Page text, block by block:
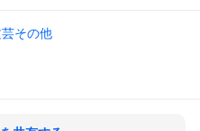
その他